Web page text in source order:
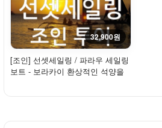
32,900원
[조인] 선셋세일링 / 파라우 세일링
보트 - 보라카이 환상적인 석양을